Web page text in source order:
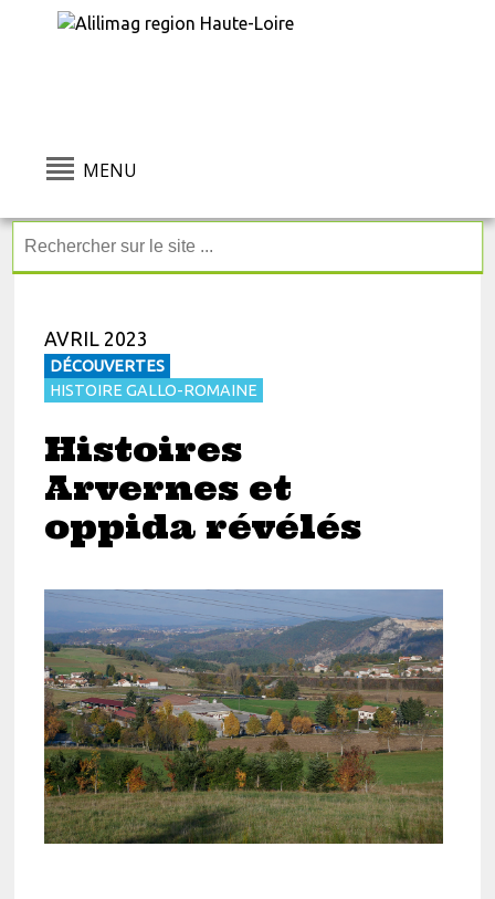
MENU
AVRIL 2023
DÉCOUVERTES
HISTOIRE GALLO-ROMAINE
Histoires
Arvernes et
oppida révélés